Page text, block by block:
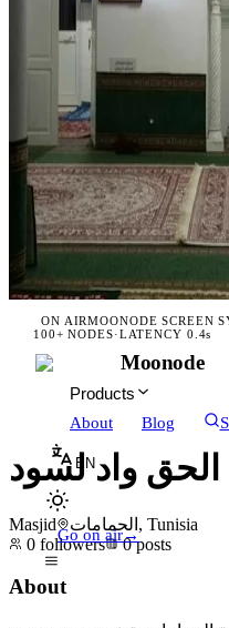
ON AIRMOONODE SCREEN
100+ NODES·LATENCY 0.4s
Moonode
Products
About
Blog
EN
Go on air→
واد لسود
Masjid
الحمامات, Tunisia
0 followers 0 posts
About